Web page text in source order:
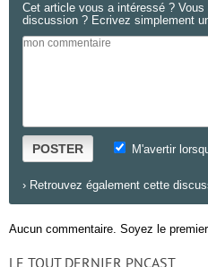
Cet article vous a intéressé ?
discussion ? Ecrivez simplement
POSTER M'avertir
› Retrouvez également cette
Aucun commentaire. Soyez le
LE TOUT DERNIER PNCAST